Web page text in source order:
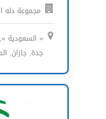
مجموعة دله
« السعودية
جدة, جازان,